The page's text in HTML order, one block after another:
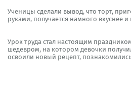
Ученицы сделали вывод, что торт,
руками, получается намного вкуснее и
Урок труда стал настоящим
шедевром, на котором девочки
освоили новый рецепт,